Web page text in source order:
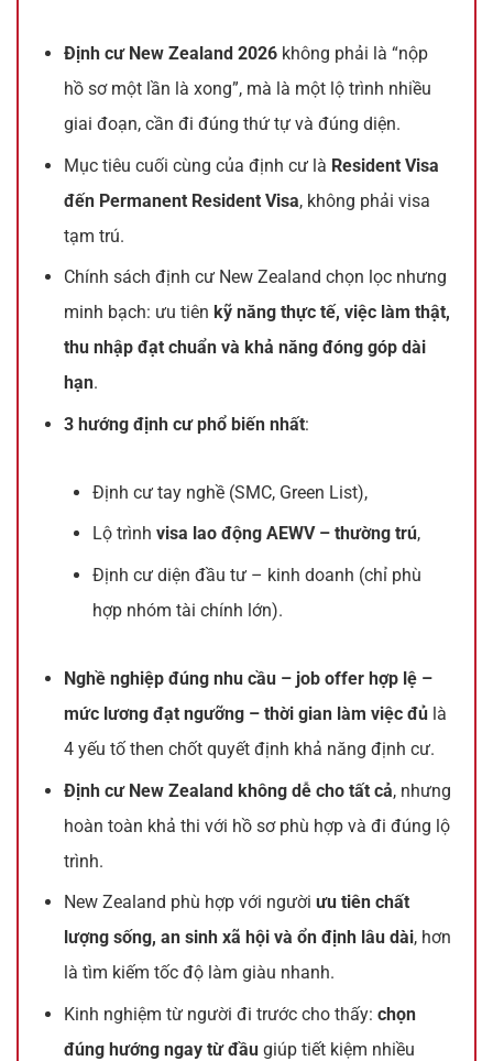
Định cư New Zealand 2026 không phải là “nộp
hồ sơ một lần là xong”, mà là một lộ trình nhiều
giai đoạn, cần đi đúng thứ tự và đúng diện.
Mục tiêu cuối cùng của định cư là Resident Visa
đến Permanent Resident Visa, không phải visa
tạm trú.
Chính sách định cư New Zealand chọn lọc nhưng
minh bạch: ưu tiên kỹ năng thực tế, việc làm thật,
thu nhập đạt chuẩn và khả năng đóng góp dài
hạn.
3 hướng định cư phổ biến nhất:
Định cư tay nghề (SMC, Green List),
Lộ trìnhvisa lao động AEWV – thường trú,
Định cư diện đầu tư – kinh doanh (chỉ phù
hợp nhóm tài chính lớn).
Nghề nghiệp đúng nhu cầu – job offer hợp lệ –
mức lương đạt ngưỡng – thời gian làm việc đủ là
4 yếu tố then chốt quyết định khả năng định cư.
Định cư New Zealand không dễ cho tất cả, nhưng
hoàn toàn khả thi với hồ sơ phù hợp và đi đúng lộ
trình.
New Zealand phù hợp với ngườiưu tiên chất
lượng sống, an sinh xã hội và ổn định lâu dài, hơn
là tìm kiếm tốc độ làm giàu nhanh.
Kinh nghiệm từ người đi trước cho thấy:chọn
đúng hướng ngay từ đầu giúp tiết kiệm nhiều